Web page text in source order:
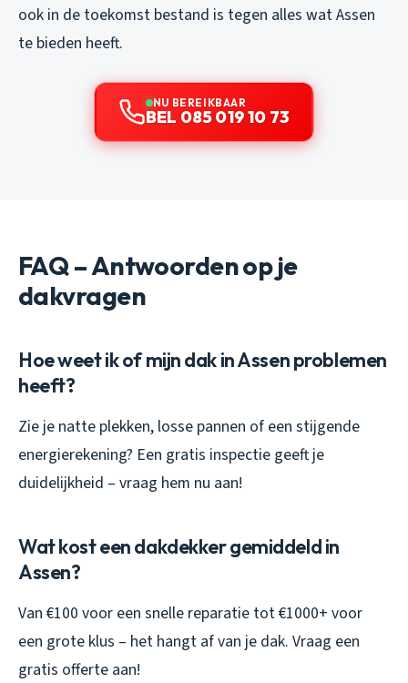
ook in de toekomst bestand is tegen alles wat Assen
te bieden heeft.
NU BEREIKBAAR
BEL 085 019 10 73
FAQ – Antwoorden op je
dakvragen
Hoe weet ik of mijn dak in Assen problemen
heeft?
Zie je natte plekken, losse pannen of een stijgende
energierekening? Een gratis inspectie geeft je
duidelijkheid – vraag hem nu aan!
Wat kost een dakdekker gemiddeld in
Assen?
Van €100 voor een snelle reparatie tot €1000+ voor
een grote klus – het hangt af van je dak. Vraag een
gratis offerte aan!